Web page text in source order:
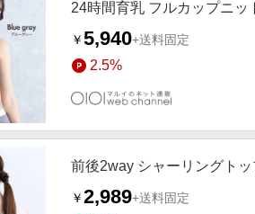
24時間育乳 フルカップニ
￥5,940+送料固定
2.5%
前後2way シャーリングト
￥2,989+送料固定